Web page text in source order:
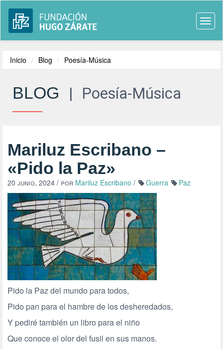
Inicio Blog Poesía-Música
BLOG | Poesía-Música
Mariluz Escribano –
«Pido la Paz»
20 junio, 2024 / por Mariluz Escribano / Guerra Paz
Pido la Paz del mundo para todos,
Pido pan para el hambre de los desheredados,
Y pediré también un libro para el niño
Que conoce el olor del fusil en sus manos.